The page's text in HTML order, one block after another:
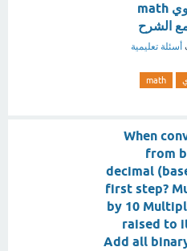
قياس الزاوية t يساوي math
أسئلة تعليمية
math
When
from
decimal
first step?
by 10
raised to
Add all